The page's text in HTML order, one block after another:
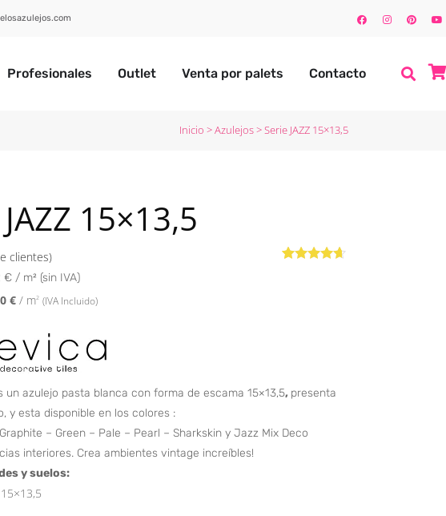
Profesionales Outlet Venta por palets Contacto
Inicio >Azulejos>Serie JAZZ 15×13,5
JAZZ 15×13,5
clientes)
€ / m² (sin IVA)
€ / m2 (IVA Incluido)
un azulejo pasta blanca con forma de escama 15×13,5, presenta
y esta disponible en los colores :
– Green – Pale – Pearl – Sharkskin y Jazz Mix Deco
interiores. Crea ambientes vintage increíbles!
y suelos: